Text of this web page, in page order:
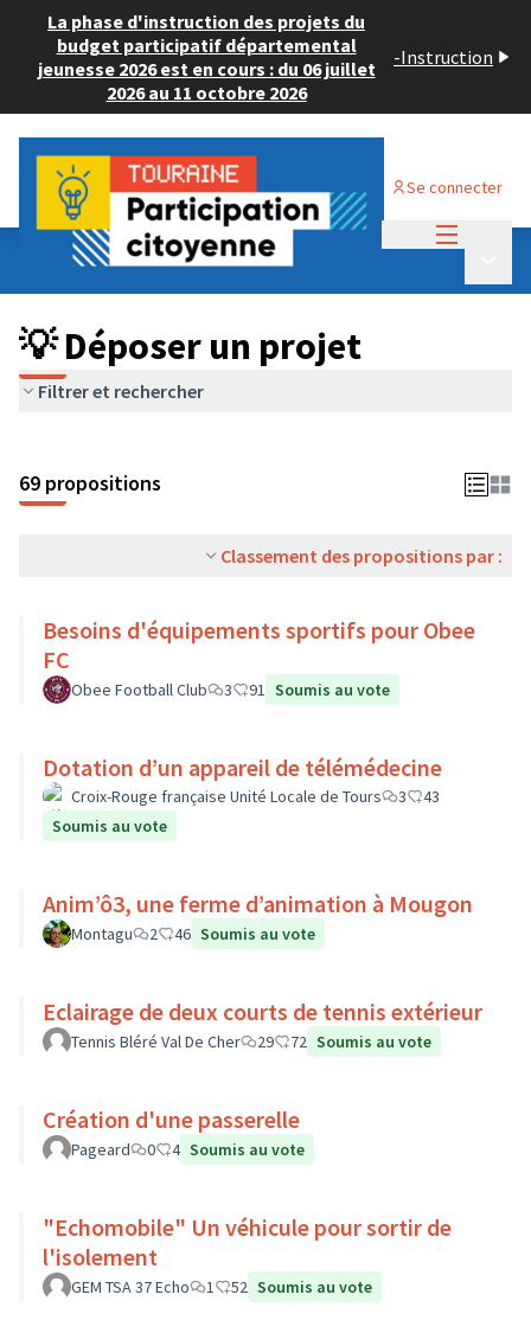
La phase d'instruction des projets du
budget participatif départemental
jeunesse 2026 est en cours : du 06 juillet
2026 au 11 octobre 2026
-Instruction
Se connecter
Budget Participatif ADULTE 2024
💡 Déposer un projet
💡 Déposer un projet
Filtrer et rechercher
69 propositions
Classement des propositions par :
Besoins d'équipements sportifs pour Obee
FC
Obee Football Club 3 91 Soumis au vote
Dotation d’un appareil de télémédecine
Croix-Rouge française Unité Locale de Tours 3
43
Soumis au vote
Anim’ô3, une ferme d’animation à Mougon
Montagu 2 46 Soumis au vote
Eclairage de deux courts de tennis extérieur
Tennis Bléré Val De Cher 29 72 Soumis au vote
Création d'une passerelle
Pageard 0 4 Soumis au vote
"Echomobile" Un véhicule pour sortir de
l'isolement
GEM TSA 37 Echo 1 52 Soumis au vote